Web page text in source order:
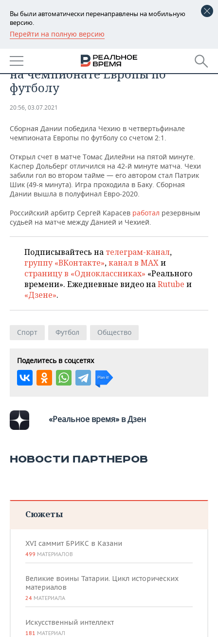
Вы были автоматически перенаправлены на мобильную
версию.
Перейти на полную версию
РЕГИОНЫ
БАШКОРТОСТАН
ТАТАРСТАН
НОВОСТИ
АНАЛИТИКА
ДЕКЛАРАЦИИ О ДОХОДАХ
ВУЗЫ ТАТАРСТАНА
КОМУ ПРИНАДЛЕЖАТ
ТОРГОВЫЕ ЦЕНТРЫ
НОВОСТИ ЭКОНОМИКИ
БАНКИ
БЮДЖЕТ
ИНВЕСТИЦИИ
ПРОМЫШЛЕННОСТЬ
ПРОМЫШЛЕННОСТИ
АГРОПРОМ
МАШИНОСТРОЕНИЕ
НЕФТЕХИМИЯ
ОПК
ЭНЕРГЕТИКА
НОВОСТИ НЕДВИЖИМОСТИ
АВТО
НОВОСТИ АВТО
БИЗНЕС
НОВОСТИ БИЗНЕСА
РОЗНИЧНАЯ ТОРГОВЛЯ
ТРАНСПОРТ
УСЛУГИ
ТЕХНОЛОГИИ
НОВОСТИ ТЕХНОЛОГИЙ
МЕДИА
МЕРОПРИЯТИЯ
НОВОСТИ МЕРОПРИЯТИЙ
ВЫЕЗДНАЯ РЕДАКЦИЯ
СПОРТ
НОВОСТИ СПОРТА
ВОЛЕЙБОЛ
ФИГУРНОЕ КАТАНИЕ
ХОККЕЙ С МЯЧОМ
ОБЩЕСТВО
ИСТОРИЯ
МЕДИЦИНА
ПРОИСШЕСТВИЯ
СПИСОК ПЕРСОН
ПОЛНАЯ ВЕРСИЯ
Сборная Дании победила Чехию
на чемпионате Европы по
футболу
20:56, 03.07.2021
Сборная Дании победила Чехию в четвертьфинале
чемпионата Европы по футболу со счетом 2:1.
Открыл счет в матче Томас Дилейни на пятой минуте.
Каспер Дольберг отличился на 42-й минуте матча. Чехи
забили гол во втором тайме — его автором стал Патрик
Шик (49-я минута). Игра проходила в Баку. Сборная
Дании вышла в полуфинал Евро-2020.
Российский арбитр Сергей Карасев работал резервным
судьей на матче между Данией и Чехией.
Подписывайтесь на телеграм-канал,
группу «ВКонтакте»,канал в MAXи
страницу в «Одноклассниках» «Реального
времени». Ежедневные видео наRutube и
«Дзене».
Спорт Футбол Общество
Поделитесь в соцсетях
«Реальное время» в Дзен
НОВОСТИ ПАРТНЕРОВ
Сюжеты
XVI саммит БРИКС в Казани
499 МАТЕРИАЛОВ
Великие воины Татарии. Цикл исторических
материалов
24 МАТЕРИАЛА
Искусственный интеллект
181 МАТЕРИАЛ